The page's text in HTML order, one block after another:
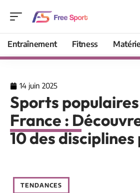
Entraînement Fitness
14 juin 2025
Sports
France :
10 des
TENDANCES